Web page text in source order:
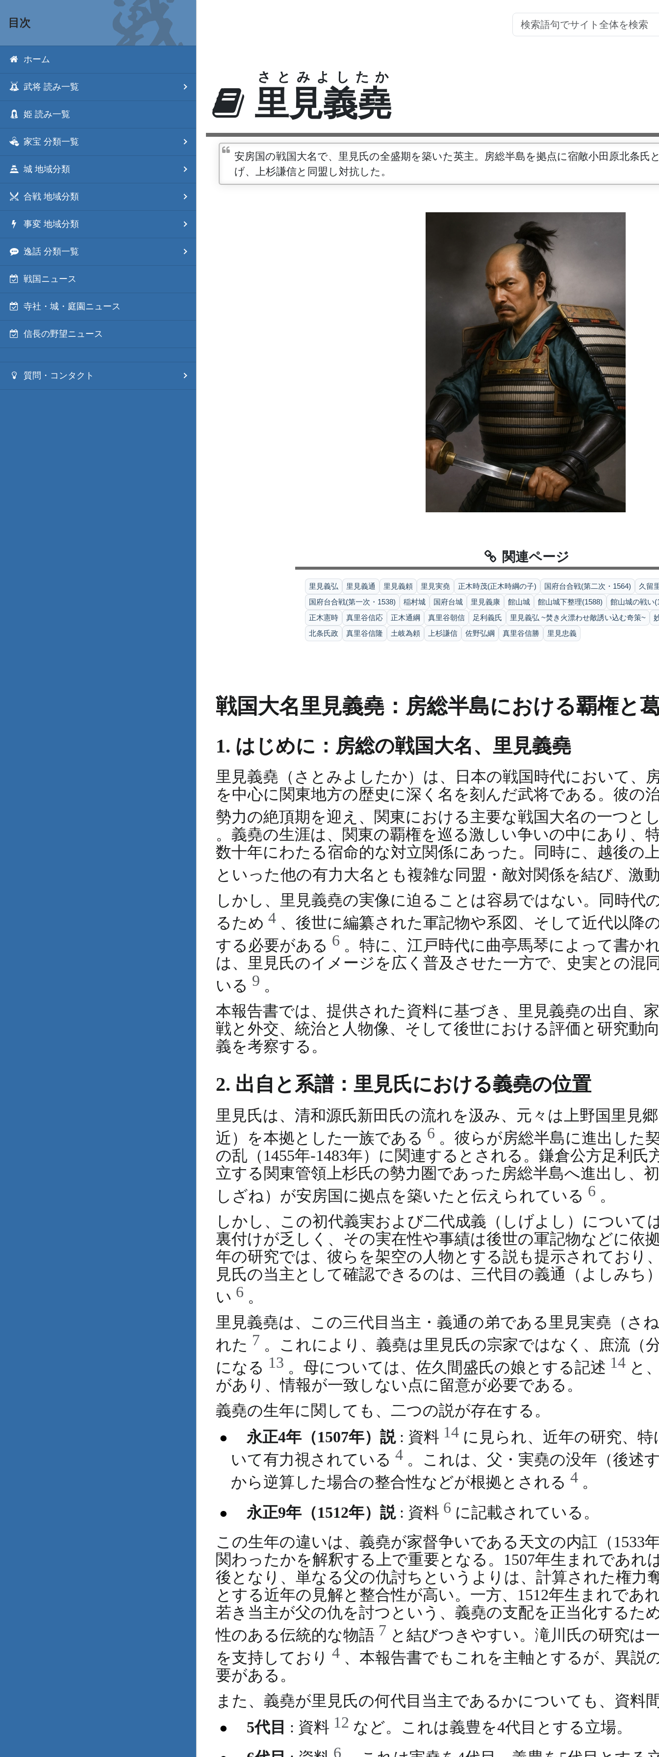
目次
ホーム
武将 読み一覧
姫 読み一覧
家宝 分類一覧
城 地域分類
合戦 地域分類
事変 地域分類
逸話 分類一覧
戦国ニュース
寺社・城・庭園ニュース
信長の野望ニュース
質問・コンタクト
里見義堯
さとみよしたか
安房国の戦国大名で、里見氏の全盛期を築いた英主。房総半島を拠点に宿敵小田原北条氏
げ、上杉謙信と同盟し対抗した。
関連ページ
里見義弘 里見義通 里見義頼 里見実堯 正木時茂(正木時綱の子) 国府台合戦(第二次・1564)
久留
国府台合戦(第一次・1538)
稲村城 国府台城 里見義康 館山城 館山城下整理(1588)
館山城の戦い
正木憲時
真里谷信応 正木通綱 真里谷朝信 足利義氏 里見義弘 ~焚き火漂わせ敵誘い込む奇策~
北条氏政
真里谷信隆 土岐為頼 上杉謙信 佐野弘綱 真里谷信勝 里見忠義
戦国大名里見義堯：房総半島における覇権と
1. はじめに：房総の戦国大名、里見義堯
里見義堯（さとみよしたか）は、日本の戦国時代において、
を中心に関東地方の歴史に深く名を刻んだ武将である。彼の
勢力の絶頂期を迎え、関東における主要な戦国大名の一つと
。義堯の生涯は、関東の覇権を巡る激しい争いの中にあり、
数十年にわたる宿命的な対立関係にあった。同時に、越後の
といった他の有力大名とも複雑な同盟・敵対関係を結び、激
しかし、里見義堯の実像に迫ることは容易ではない。同時代
るため 4 、後世に編纂された軍記物や系図、そして近代以降
する必要がある 6 。特に、江戸時代に曲亭馬琴によって書か
は、里見氏のイメージを広く普及させた一方で、史実との混
いる 9 。
本報告書では、提供された資料に基づき、里見義堯の出自、
戦と外交、統治と人物像、そして後世における評価と研究動
義を考察する。
2. 出自と系譜：里見氏における義堯の位置
里見氏は、清和源氏新田氏の流れを汲み、元々は上野国里見
近）を本拠とした一族である 6 。彼らが房総半島に進出した
の乱（1455年-1483年）に関連するとされる。鎌倉公方足利氏
立する関東管領上杉氏の勢力圏であった房総半島へ進出し、
しざね）が安房国に拠点を築いたと伝えられている 6 。
しかし、この初代義実および二代成義（しげよし）について
裏付けが乏しく、その実在性や事績は後世の軍記物などに依
年の研究では、彼らを架空の人物とする説も提示されており
見氏の当主として確認できるのは、三代目の義通（よしみち
い 6 。
里見義堯は、この三代目当主・義通の弟である里見実堯（さ
れた 7 。これにより、義堯は里見氏の宗家ではなく、庶流（
になる 13 。母については、佐久間盛氏の娘とする記述 14 と
があり、情報が一致しない点に留意が必要である。
義堯の生年に関しても、二つの説が存在する。
永正4年（1507年）説 : 資料 14 に見られ、近年の研究、
いて有力視されている 4 。これは、父・実堯の没年（後述
から逆算した場合の整合性などが根拠とされる 4 。
永正9年（1512年）説 : 資料 6 に記載されている。
この生年の違いは、義堯が家督争いである天文の内訌（1533
関わったかを解釈する上で重要となる。1507年生まれであれ
後となり、単なる父の仇討ちというよりは、計算された権力
とする近年の見解と整合性が高い。一方、1512年生まれであ
若き当主が父の仇を討つという、義堯の支配を正当化するた
性のある伝統的な物語 7 と結びつきやすい。滝川氏の研究は
を支持しており 4 、本報告書でもこれを主軸とするが、異説
要がある。
また、義堯が里見氏の何代目当主であるかについても、資料
5代目 : 資料 12 など。これは義豊を4代目とする立場。
6